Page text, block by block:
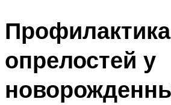
Профилактика
опрелостей у